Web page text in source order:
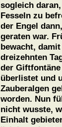
sogleich
Fesseln zu
der Engel
geraten war.
bewacht,
dreizehnten
der
überlistet und
Zauberalgen
worden. Nun
nicht wusste,
Einhalt